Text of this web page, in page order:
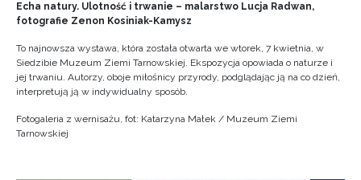
Echa natury. Ulotność i trwanie – malarstwo Lucja Radwan,
fotografie Zenon Kosiniak-Kamysz
To najnowsza wystawa, która została otwarta we wtorek, 7 kwietnia, w
Siedzibie Muzeum Ziemi Tarnowskiej. Ekspozycja opowiada o naturze i
jej trwaniu. Autorzy, oboje miłośnicy przyrody, podglądając ją na co dzień,
interpretują ją w indywidualny sposób.
Fotogaleria z wernisażu, fot: Katarzyna Małek / Muzeum Ziemi
Tarnowskiej